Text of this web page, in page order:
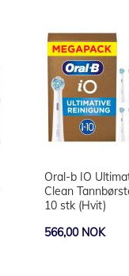
Oral-b IO
Clean
10 stk (Hvit)
566,00 NOK